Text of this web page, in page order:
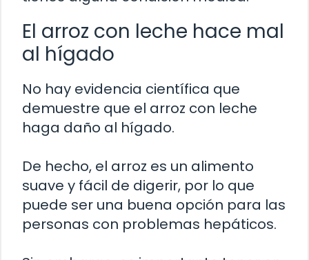
El arroz con leche hace mal
al hígado
No hay evidencia científica que
demuestre que el arroz con leche
haga daño al hígado.
De hecho, el arroz es un alimento
suave y fácil de digerir, por lo que
puede ser una buena opción para las
personas con problemas hepáticos.